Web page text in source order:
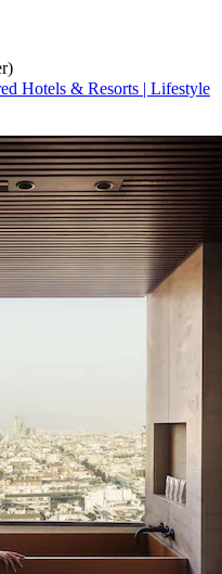
Hotels & Resorts | Lifestyle